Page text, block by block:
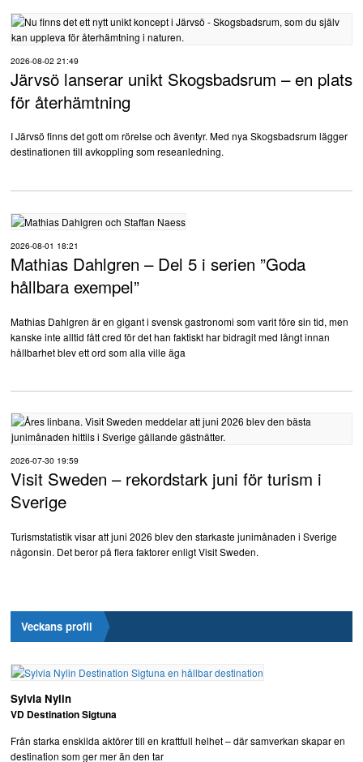
2026-08-02 21:49
Järvsö lanserar unikt Skogsbadsrum – en plats
för återhämtning
I Järvsö finns det gott om rörelse och äventyr. Med nya Skogsbadsrum lägger
destinationen till avkoppling som reseanledning.
2026-08-01 18:21
Mathias Dahlgren – Del 5 i serien ”Goda
hållbara exempel”
Mathias Dahlgren är en gigant i svensk gastronomi som varit före sin tid, men
kanske inte alltid fått cred för det han faktiskt har bidragit med långt innan
hållbarhet blev ett ord som alla ville äga
2026-07-30 19:59
Visit Sweden – rekordstark juni för turism i
Sverige
Turismstatistik visar att juni 2026 blev den starkaste junimånaden i Sverige
någonsin. Det beror på flera faktorer enligt Visit Sweden.
Veckans profil
Sylvia Nylin
VD Destination Sigtuna
Från starka enskilda aktörer till en kraftfull helhet – där samverkan skapar en
destination som ger mer än den tar